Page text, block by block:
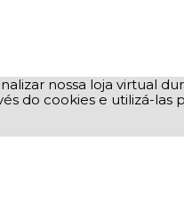
nossa loja virtual
do cookies e utilizá-las